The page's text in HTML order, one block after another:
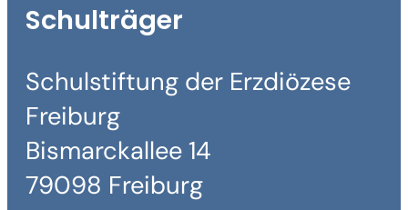
Schulträger
Schulstiftung der Erzdiözese
Freiburg
Bismarckallee 14
79098 Freiburg